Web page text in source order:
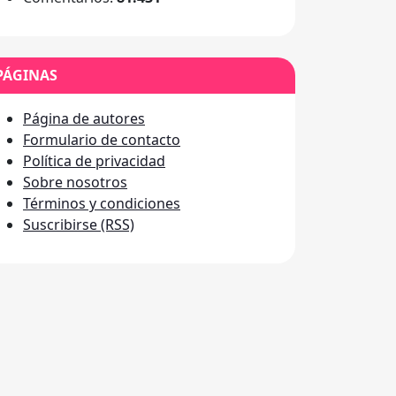
Página de autores
Formulario de contacto
Política de privacidad
Sobre nosotros
Términos y condiciones
Suscribirse (RSS)